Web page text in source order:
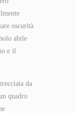
oscurità
abile
e il
da
quadro